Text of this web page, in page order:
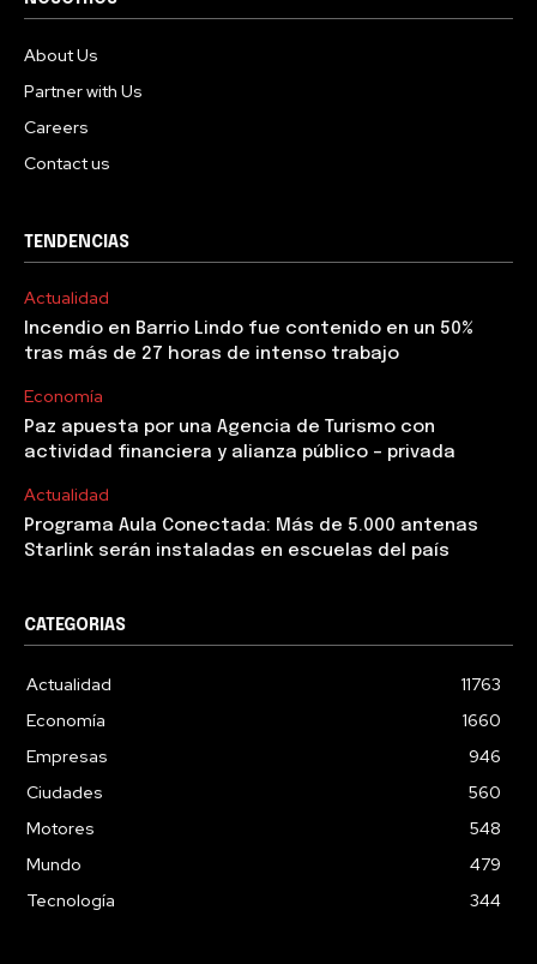
About Us
Partner with Us
Careers
Contact us
TENDENCIAS
Actualidad
Incendio en Barrio Lindo fue contenido en un 50%
tras más de 27 horas de intenso trabajo
Economía
Paz apuesta por una Agencia de Turismo con
actividad financiera y alianza público – privada
Actualidad
Programa Aula Conectada: Más de 5.000 antenas
Starlink serán instaladas en escuelas del país
CATEGORIAS
Actualidad
11763
Economía
1660
Empresas
946
Ciudades
560
Motores
548
Mundo
479
Tecnología
344